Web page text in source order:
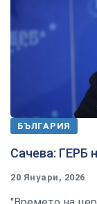
БЪЛГАРИЯ
Сачева: ГЕРБ
20 Януари, 2026